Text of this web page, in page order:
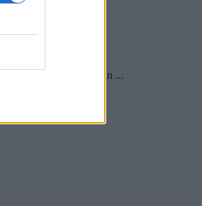
Avtorica priredbe in ...